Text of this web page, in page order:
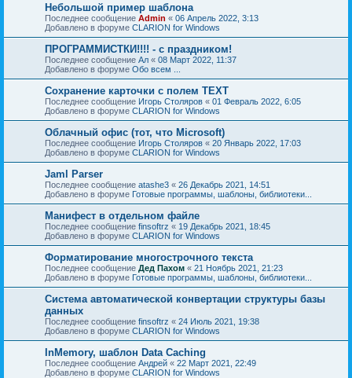
Небольшой пример шаблона
Последнее сообщение Admin « 06 Апрель 2022, 3:13
Добавлено в форуме CLARION for Windows
ПРОГРАММИСТКИ!!!! - с праздником!
Последнее сообщение Ал « 08 Март 2022, 11:37
Добавлено в форуме Обо всем ...
Сохранение карточки с полем TEXT
Последнее сообщение Игорь Столяров « 01 Февраль 2022, 6:05
Добавлено в форуме CLARION for Windows
Облачный офис (тот, что Microsoft)
Последнее сообщение Игорь Столяров « 20 Январь 2022, 17:03
Добавлено в форуме CLARION for Windows
Jaml Parser
Последнее сообщение atashe3 « 26 Декабрь 2021, 14:51
Добавлено в форуме Готовые программы, шаблоны, библиотеки...
Манифест в отдельном файле
Последнее сообщение finsoftrz « 19 Декабрь 2021, 18:45
Добавлено в форуме CLARION for Windows
Форматирование многострочного текста
Последнее сообщение Дед Пахом « 21 Ноябрь 2021, 21:23
Добавлено в форуме Готовые программы, шаблоны, библиотеки...
Система автоматической конвертации структуры базы
данных
Последнее сообщение finsoftrz « 24 Июль 2021, 19:38
Добавлено в форуме CLARION for Windows
InMemory, шаблон Data Caching
Последнее сообщение Андрей « 22 Март 2021, 22:49
Добавлено в форуме CLARION for Windows